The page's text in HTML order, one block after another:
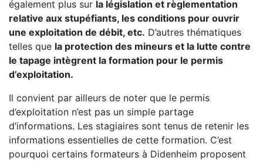
également plus sur la législation et règlementation
relative aux stupéfiants, les conditions pour ouvrir
une exploitation de débit, etc. D’autres thématiques
telles que la protection des mineurs et la lutte contre
le tapage intègrent la formation pour le permis
d’exploitation.
Il convient par ailleurs de noter que le permis
d’exploitation n’est pas un simple partage
d’informations. Les stagiaires sont tenus de retenir les
informations essentielles de cette formation. C’est
pourquoi certains formateurs à Didenheim proposent